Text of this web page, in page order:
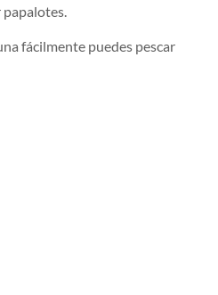
papalotes.
fácilmente puedes pescar